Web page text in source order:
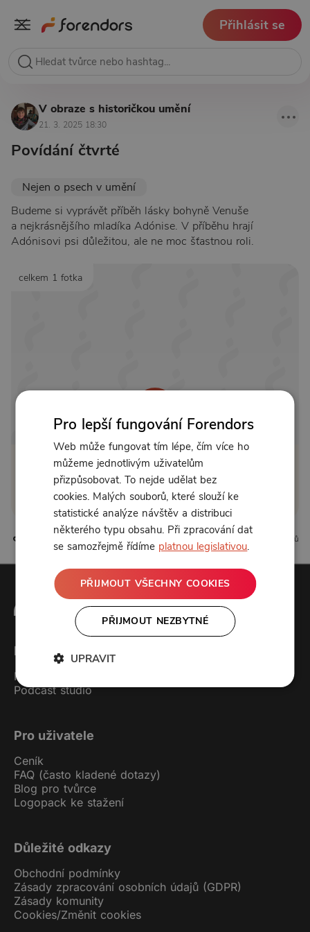
Přihlásit se
V obraze s historičkou umění
21. 3. 2025 18:30
Povídání čtvrté
Nejen o psech v umění
Budeme si vyprávět příběh lásky bohyně Venuše
a nejkrásnějšího mladíka Adónise. V příběhu hrají
Adónisovi psi důležitou, ale ne moc šťastnou roli.
celkem 1 fotka
Klikněte pro odemčení
nebo sepřihlaste
0 komentářů
Forendors
Kontakt
Podcast studio
Pro uživatele
Ceník
FAQ (často kladené dotazy)
Blog pro tvůrce
Logopack ke stažení
Důležité odkazy
Obchodní podmínky
Zásady zpracování osobních údajů (GDPR)
Zásady komunity
Cookies/Změnit cookies
Pro lepší fungování Forendors
Web může fungovat tím lépe, čím více ho
můžeme jednotlivým uživatelům
přizpůsobovat. To nejde udělat bez
cookies. Malých souborů, které slouží ke
statistické analýze návštěv a distribuci
některého typu obsahu. Při zpracování dat
se samozřejmě řídíme platnou legislativou.
PŘIJMOUT VŠECHNY COOKIES
PŘIJMOUT NEZBYTNÉ
UPRAVIT